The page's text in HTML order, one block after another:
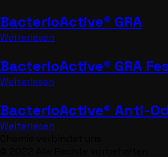
BacterioActive® GRA
Weiterlesen
BacterioActive® GRA
Weiterlesen
BacterioActive® Anti-
Weiterlesen